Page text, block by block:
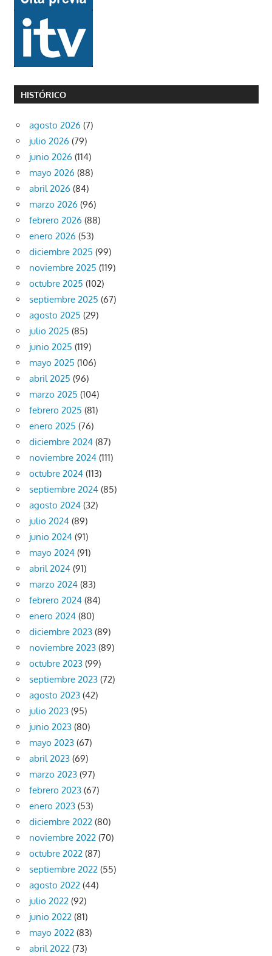
HISTÓRICO
agosto 2026 (7)
julio 2026 (79)
junio 2026 (114)
mayo 2026 (88)
abril 2026 (84)
marzo 2026 (96)
febrero 2026 (88)
enero 2026 (53)
diciembre 2025 (99)
noviembre 2025 (119)
octubre 2025 (102)
septiembre 2025 (67)
agosto 2025 (29)
julio 2025 (85)
junio 2025 (119)
mayo 2025 (106)
abril 2025 (96)
marzo 2025 (104)
febrero 2025 (81)
enero 2025 (76)
diciembre 2024 (87)
noviembre 2024 (111)
octubre 2024 (113)
septiembre 2024 (85)
agosto 2024 (32)
julio 2024 (89)
junio 2024 (91)
mayo 2024 (91)
abril 2024 (91)
marzo 2024 (83)
febrero 2024 (84)
enero 2024 (80)
diciembre 2023 (89)
noviembre 2023 (89)
octubre 2023 (99)
septiembre 2023 (72)
agosto 2023 (42)
julio 2023 (95)
junio 2023 (80)
mayo 2023 (67)
abril 2023 (69)
marzo 2023 (97)
febrero 2023 (67)
enero 2023 (53)
diciembre 2022 (80)
noviembre 2022 (70)
octubre 2022 (87)
septiembre 2022 (55)
agosto 2022 (44)
julio 2022 (92)
junio 2022 (81)
mayo 2022 (83)
abril 2022 (73)